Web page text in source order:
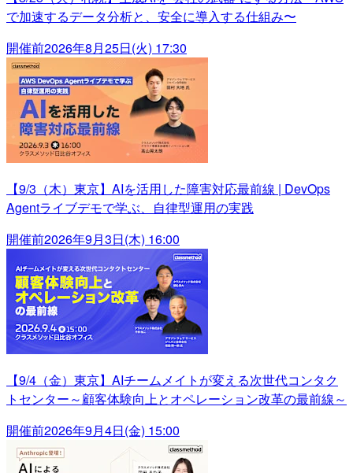
で加速するデータ分析と、安全に導入する仕組み〜
開催前2026年8月25日(火) 17:30
【9/3（木）東京】AIを活用した障害対応最前線 | DevOps
Agentライブデモで学ぶ、自律型運用の実践
開催前2026年9月3日(木) 16:00
【9/4（金）東京】AIチームメイトが変える次世代コンタク
トセンター～顧客体験向上とオペレーション改革の最前線～
開催前2026年9月4日(金) 15:00